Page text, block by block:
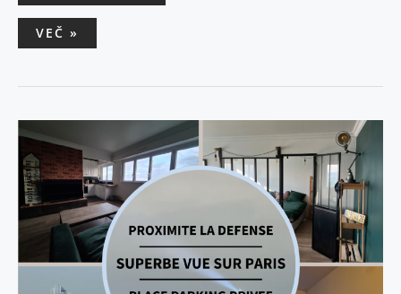
VEČ »
LA
CLÉ
JEAN-
MICHEL